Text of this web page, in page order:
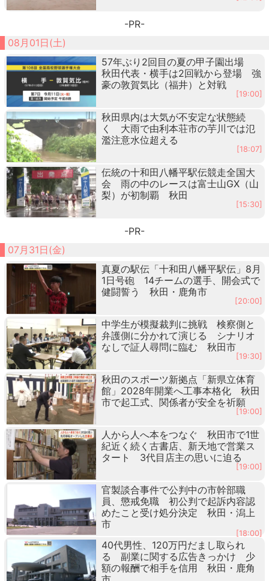
-PR-
08月01日(土)
57年ぶり2回目の夏の甲子園出場
秋田代表・横手は2回戦から登場 強
豪の敦賀気比（福井）と対戦
[19:00]
秋田県内は大気が不安定な状態続
く 大雨で由利本荘市の芋川では氾
濫注意水位超える
[18:07]
伝統の十和田八幡平駅伝競走全国大
会 雨の中のレースは富士山GX（山
梨）が初制覇 秋田
[15:30]
-PR-
07月31日(金)
真夏の駅伝「十和田八幡平駅伝」8月
1日号砲 14チームの選手、開会式で
健闘誓う 秋田・鹿角市
[20:00]
中学生が模擬裁判に挑戦 検察側と
弁護側に分かれて演じる シナリオ
なしで証人尋問に臨む 秋田市
[19:30]
秋田のスポーツ新拠点「新県立体育
館」2028年開業へ工事本格化 秋田
市で起工式、関係者が安全を祈願
[19:00]
人から人へ本をつなぐ 秋田市で1世
紀近く続く古書店、新天地で営業ス
タート 3代目店主の思いに迫る
[19:00]
官製談合事件で公判中の市幹部職
員、懲戒免職 初公判で起訴内容認
めたこと受け処分決定 秋田・潟上
市
[18:00]
40代男性、120万円だまし取られ
る 副業に関する広告きっかけ 少
額の報酬で相手を信用 秋田・鹿角